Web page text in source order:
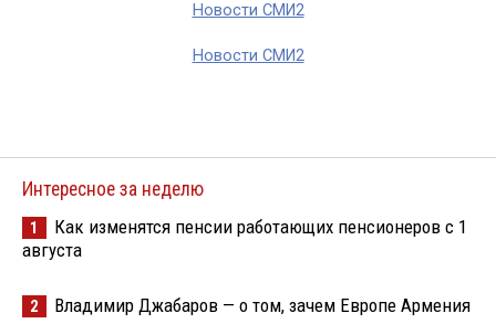
Новости СМИ2
Новости СМИ2
Интересное за неделю
1
Как изменятся пенсии работающих пенсионеров с 1
августа
2 Владимир Джабаров — о том, зачем Европе Армения